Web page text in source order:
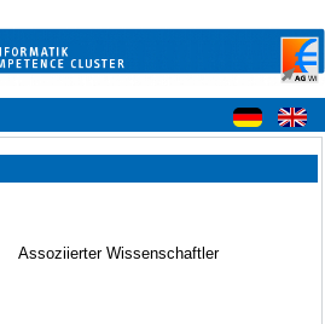
Assoziierter Wissenschaftler